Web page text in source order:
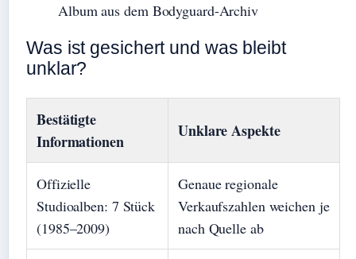
Album aus dem Bodyguard-Archiv
Was ist gesichert und was bleibt
unklar?
Bestätigte
Informationen
Unklare Aspekte
Offizielle
Studioalben: 7 Stück
(1985–2009)
Genaue regionale
Verkaufszahlen weichen je
nach Quelle ab